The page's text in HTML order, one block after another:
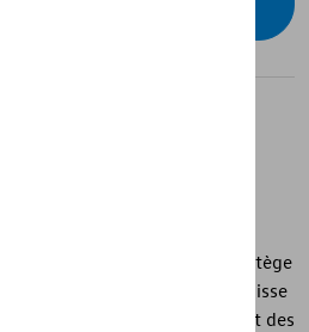
d'origine Alltrack
d'origine Alltrack - Longue
contre les rayures - Protège
soubassement, les bas de caisse
- Minimise l'impact des